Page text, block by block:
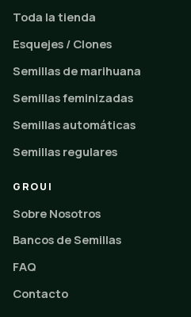
Toda la tienda
Esquejes / Clones
Semillas de marihuana
Semillas feminizadas
Semillas automáticas
Semillas regulares
GROUI
Sobre Nosotros
Bancos de Semillas
FAQ
Contacto